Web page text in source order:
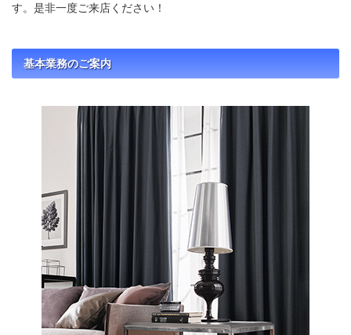
す。是非一度ご来店ください！
基本業務のご案内